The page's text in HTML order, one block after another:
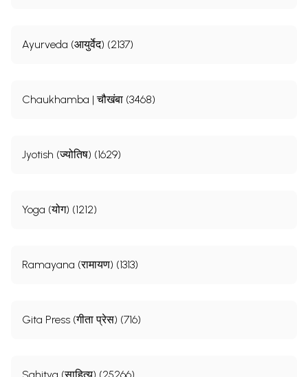
Ayurveda (आयुर्वेद) (2137)
Chaukhamba | चौखंबा (3468)
Jyotish (ज्योतिष) (1629)
Yoga (योग) (1212)
Ramayana (रामायण) (1313)
Gita Press (गीता प्रेस) (716)